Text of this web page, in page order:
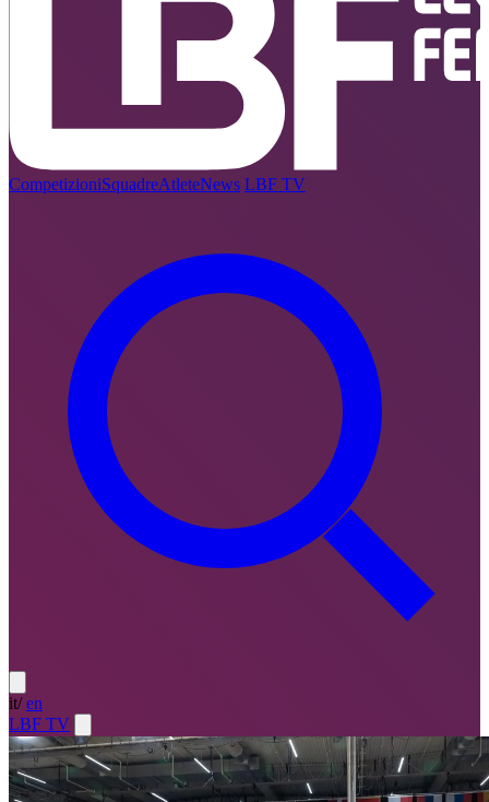
CompetizioniSquadreAtleteNews LBF TV
it/ en
LBF TV